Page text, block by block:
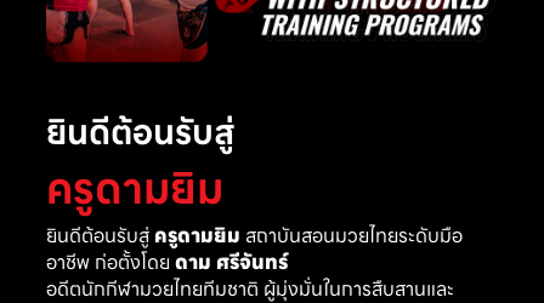
ยินดีต้อนรับสู่
ครูดามยิม
ยินดีต้อนรับสู่ ครูดามยิม สถาบันสอนมวยไทยระดับมือ
อาชีพ ก่อตั้งโดย ดาม ศรีจันทร์
อดีตนักกีฬามวยไทยทีมชาติ ผู้มุ่งมั่นในการสืบสานและ